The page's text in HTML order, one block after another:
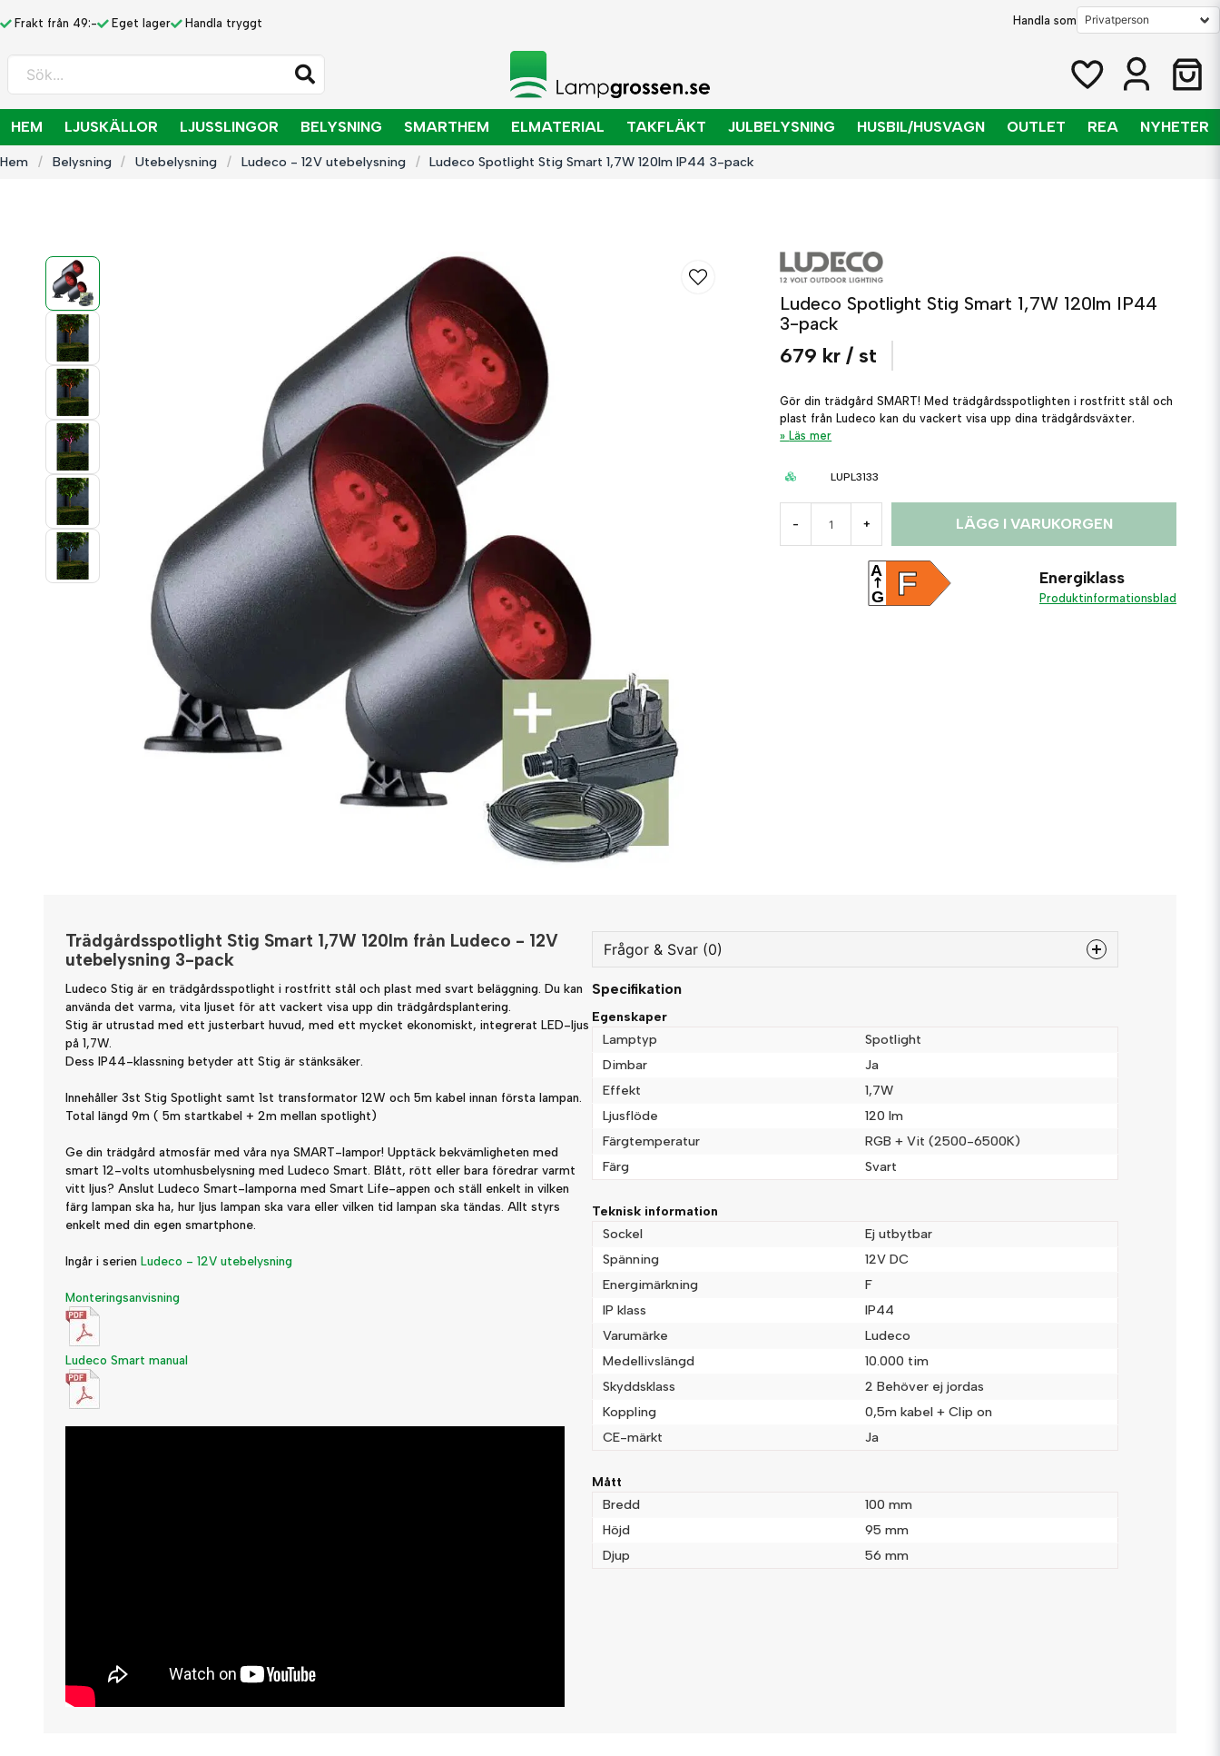
Frakt från 49:- Eget lager Handla tryggt Handla som
Sök...
HEM LJUSKÄLLOR LJUSSLINGOR BELYSNING SMARTHEM ELMATERIAL TAKFLÄKT JULBELYSNING HUSBIL/HUSVAGN OUTLET REA NYHETER
Hem Belysning Utebelysning Ludeco - 12V utebelysning Ludeco Spotlight Stig Smart 1,7W 120lm IP44 3-pack
Ludeco Spotlight Stig Smart 1,7W 120lm IP44
3-pack
679 kr / st
Gör din trädgård SMART! Med trädgårdsspotlighten i rostfritt stål och
plast från Ludeco kan du vackert visa upp dina trädgårdsväxter.
Läs mer
LUPL3133
- + LÄGG I VARUKORGEN
F
A
G
Energiklass
Produktinformationsblad
Trädgårdsspotlight Stig Smart 1,7W 120lm från Ludeco - 12V
utebelysning 3-pack
Ludeco Stig är en trädgårdsspotlight i rostfritt stål och plast med svart beläggning. Du kan
använda det varma, vita ljuset för att vackert visa upp din trädgårdsplantering.
Stig är utrustad med ett justerbart huvud, med ett mycket ekonomiskt, integrerat LED-ljus
på 1,7W.
Dess IP44-klassning betyder att Stig är stänksäker.
Innehåller 3st Stig Spotlight samt 1st transformator 12W och 5m kabel innan första lampan.
Total längd 9m ( 5m startkabel + 2m mellan spotlight)
Ge din trädgård atmosfär med våra nya SMART-lampor! Upptäck bekvämligheten med
smart 12-volts utomhusbelysning med Ludeco Smart. Blått, rött eller bara föredrar varmt
vitt ljus? Anslut Ludeco Smart-lamporna med Smart Life-appen och ställ enkelt in vilken
färg lampan ska ha, hur ljus lampan ska vara eller vilken tid lampan ska tändas. Allt styrs
enkelt med din egen smartphone.
Ingår i serien Ludeco - 12V utebelysning
Monteringsanvisning
Ludeco Smart manual
Frågor & Svar (0)
question
nameNamn email
Mejladress
Ja, ni får publicera min fråga
Specifikation
Egenskaper
Lamptyp
Spotlight
Dimbar
Ja
Effekt
1,7W
Ljusflöde
120 lm
Färgtemperatur
RGB + Vit (2500-6500K)
Färg
Svart
Teknisk information
Sockel
Ej utbytbar
Spänning
12V DC
Energimärkning
F
IP klass
IP44
Varumärke
Ludeco
Medellivslängd
10.000 tim
Skyddsklass
2 Behöver ej jordas
Koppling
0,5m kabel + Clip on
CE-märkt
Ja
Mått
Bredd
100 mm
Höjd
95 mm
Djup
56 mm